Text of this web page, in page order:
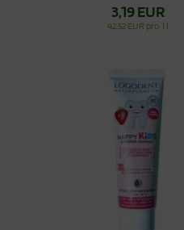
3,19 EUR
42,52 EUR pro 1 l